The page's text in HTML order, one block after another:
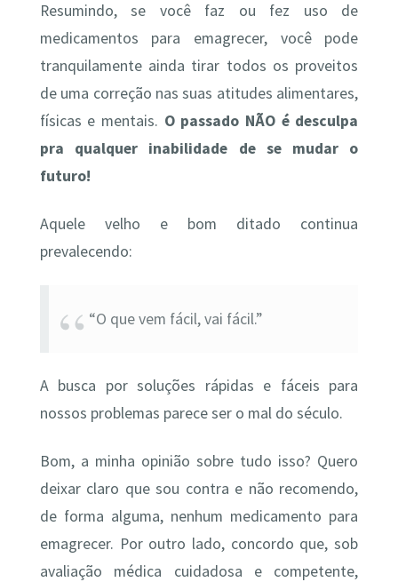
Resumindo, se você faz ou fez uso de
medicamentos para emagrecer, você pode
tranquilamente ainda tirar todos os proveitos
de uma correção nas suas atitudes alimentares,
físicas e mentais. O passado NÃO é desculpa
pra qualquer inabilidade de se mudar o
futuro!
Aquele velho e bom ditado continua
prevalecendo:
“O que vem fácil, vai fácil.”
A busca por soluções rápidas e fáceis para
nossos problemas parece ser o mal do século.
Bom, a minha opinião sobre tudo isso? Quero
deixar claro que sou contra e não recomendo,
de forma alguma, nenhum medicamento para
emagrecer. Por outro lado, concordo que, sob
avaliação médica cuidadosa e competente,